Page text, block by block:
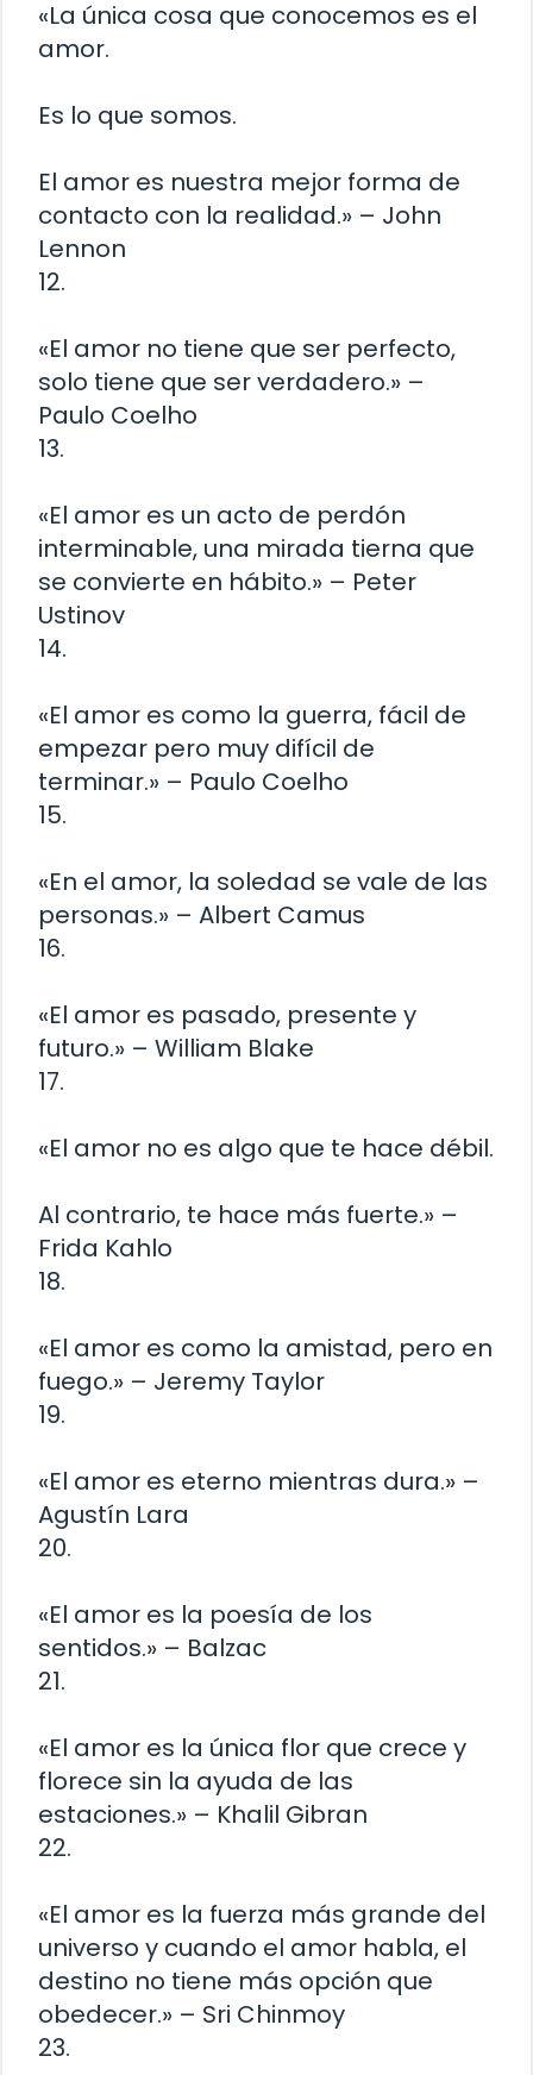
«La única cosa que conocemos es el
amor.
Es lo que somos.
El amor es nuestra mejor forma de
contacto con la realidad.» – John
Lennon
12.
«El amor no tiene que ser perfecto,
solo tiene que ser verdadero.» –
Paulo Coelho
13.
«El amor es un acto de perdón
interminable, una mirada tierna que
se convierte en hábito.» – Peter
Ustinov
14.
«El amor es como la guerra, fácil de
empezar pero muy difícil de
terminar.» – Paulo Coelho
15.
«En el amor, la soledad se vale de las
personas.» – Albert Camus
16.
«El amor es pasado, presente y
futuro.» – William Blake
17.
«El amor no es algo que te hace débil.
Al contrario, te hace más fuerte.» –
Frida Kahlo
18.
«El amor es como la amistad, pero en
fuego.» – Jeremy Taylor
19.
«El amor es eterno mientras dura.» –
Agustín Lara
20.
«El amor es la poesía de los
sentidos.» – Balzac
21.
«El amor es la única flor que crece y
florece sin la ayuda de las
estaciones.» – Khalil Gibran
22.
«El amor es la fuerza más grande del
universo y cuando el amor habla, el
destino no tiene más opción que
obedecer.» – Sri Chinmoy
23.